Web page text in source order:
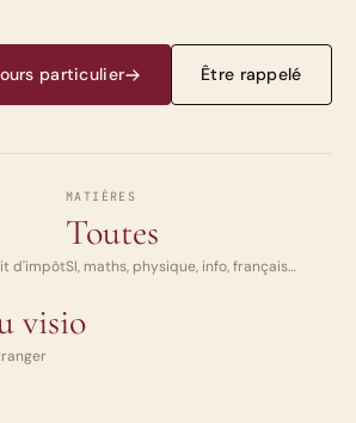
particulier Être rappelé
d'impôt
MATIÈRES
Toutes
SI, maths, physique, info, français…
visio